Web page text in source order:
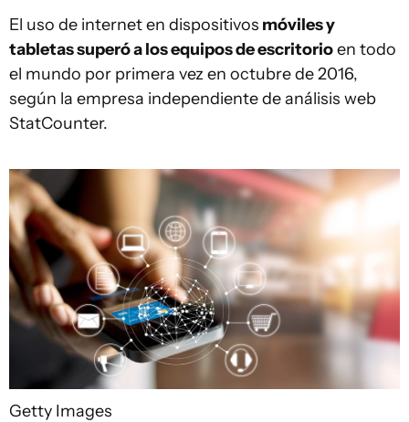
El uso de internet en dispositivos móviles y
tabletas superó a los equipos de escritorioen todo
el mundo por primera vez en octubre de 2016,
según la empresa independiente de análisis web
StatCounter.
Getty Images